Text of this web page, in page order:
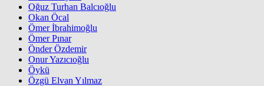
Oğuz Turhan Balcıoğlu
Okan Öcal
Ömer İbrahimoğlu
Ömer Pınar
Önder Özdemir
Onur Yazıcıoğlu
Öykü
Özgü Elvan Yılmaz